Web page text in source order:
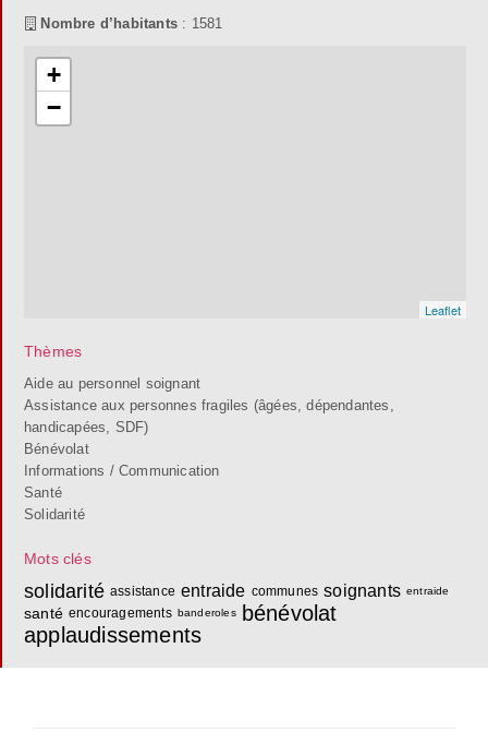
Nombre d’habitants : 1581
+
−
Leaflet
Thèmes
Aide au personnel soignant
Assistance aux personnes fragiles (âgées, dépendantes,
handicapées, SDF)
Bénévolat
Informations / Communication
Santé
Solidarité
Mots clés
solidarité assistance entraide communes soignants entraide
santé encouragements banderoles bénévolat
applaudissements